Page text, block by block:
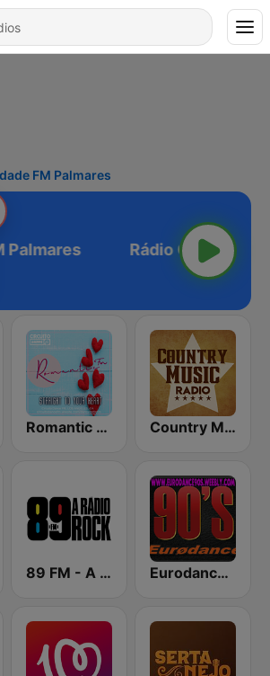
FM Palmares
Palmares
Romantic FM Country Music Radio - Classic Country
89 FM - A Rádio Rock Eurodance 90's Best